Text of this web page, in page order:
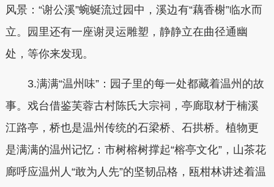
风景：“谢公溪”蜿蜒流过园中，溪边有“藕香榭”临水而
立。园里还有一座谢灵运雕塑，静静立在曲径通幽
处，等你来发现。
3.满满“温州味”：园子里的每一处都藏着温州的故
事。戏台借鉴芙蓉古村陈氏大宗祠，亭廊取材于楠溪
江路亭，桥也是温州传统的石梁桥、石拱桥。植物更
是满满的温州记忆：市树榕树撑起“榕亭文化”，山茶花
廊呼应温州人“敢为人先”的坚韧品格，瓯柑林讲述着温